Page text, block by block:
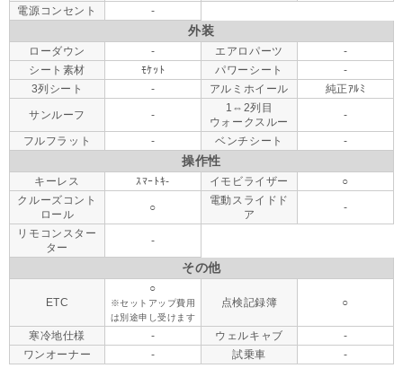
電源コンセント -
外装
ローダウン - エアロパーツ
-
シート素材
ﾓｹｯﾄ パワーシート
-
3列シート
- アルミホイール 純正ｱﾙﾐ
サンルーフ -
1⇔2列目
ウォークスルー
-
フルフラット - ベンチシート -
操作性
キーレス ｽﾏｰﾄｷ- イモビライザー
○
クルーズコント
ロール
○
電動スライドド
ア
-
リモコンスター
ター
-
その他
ETC
○
※セットアップ費用
は別途申し受けます
点検記録簿 ○
寒冷地仕様 - ウェルキャブ
-
ワンオーナー
- 試乗車 -